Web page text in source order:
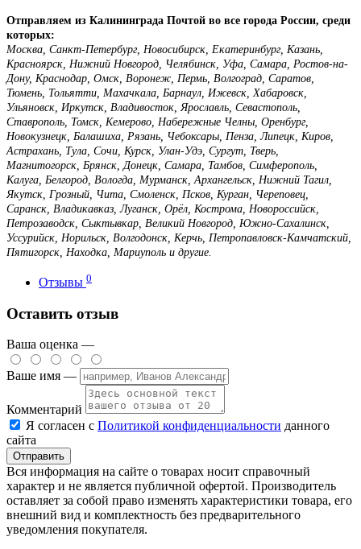
Отправляем из Калининграда Почтой во все города России, среди
которых:
Москва, Санкт-Петербург, Новосибирск, Екатеринбург, Казань,
Красноярск, Нижний Новгород, Челябинск, Уфа, Самара, Ростов-на-
Дону, Краснодар, Омск, Воронеж, Пермь, Волгоград, Саратов,
Тюмень, Тольятти, Махачкала, Барнаул, Ижевск, Хабаровск,
Ульяновск, Иркутск, Владивосток, Ярославль, Севастополь,
Ставрополь, Томск, Кемерово, Набережные Челны, Оренбург,
Новокузнецк, Балашиха, Рязань, Чебоксары, Пенза, Липецк, Киров,
Астрахань, Тула, Сочи, Курск, Улан-Удэ, Сургут, Тверь,
Магнитогорск, Брянск, Донецк, Самара, Тамбов, Симферополь,
Калуга, Белгород, Вологда, Мурманск, Архангельск, Нижний Тагил,
Якутск, Грозный, Чита, Смоленск, Псков, Курган, Череповец,
Саранск, Владикавказ, Луганск, Орёл, Кострома, Новороссийск,
Петрозаводск, Сыктывкар, Великий Новгород, Южно-Сахалинск,
Уссурийск, Норильск, Волгодонск, Керчь, Петропавловск-Камчатский,
Пятигорск, Находка, Мариуполь и другие.
Отзывы 0
Оставить отзыв
Ваша оценка —
Ваше имя —
Комментарий
Я согласен с Политикой конфиденциальности данного
сайта
Вся информация на сайте о товарах носит справочный
характер и не является публичной офертой. Производитель
оставляет за собой право изменять характеристики товара, его
внешний вид и комплектность без предварительного
уведомления покупателя.